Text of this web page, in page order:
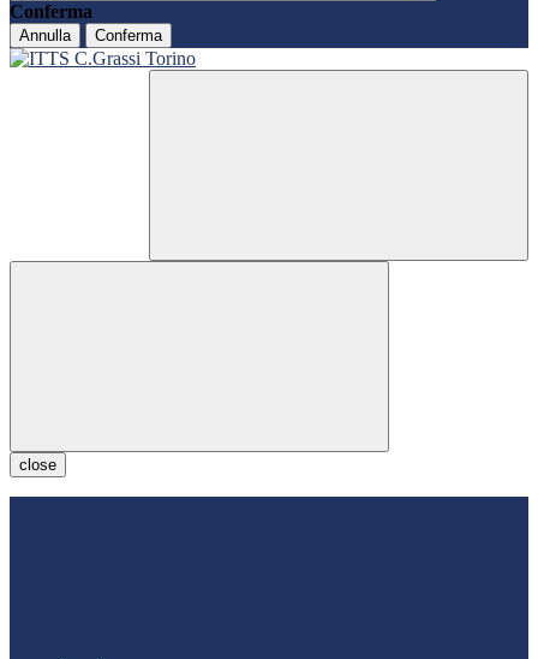
Conferma
Annulla Conferma
close